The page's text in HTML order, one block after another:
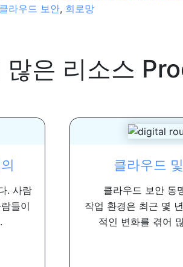
클라우드 보안, 회로망
많은 리소스
. 사람
들이
클라우드
클라우드 보안 동
작업 환경은 최근 몇
적인 변화를 겪어